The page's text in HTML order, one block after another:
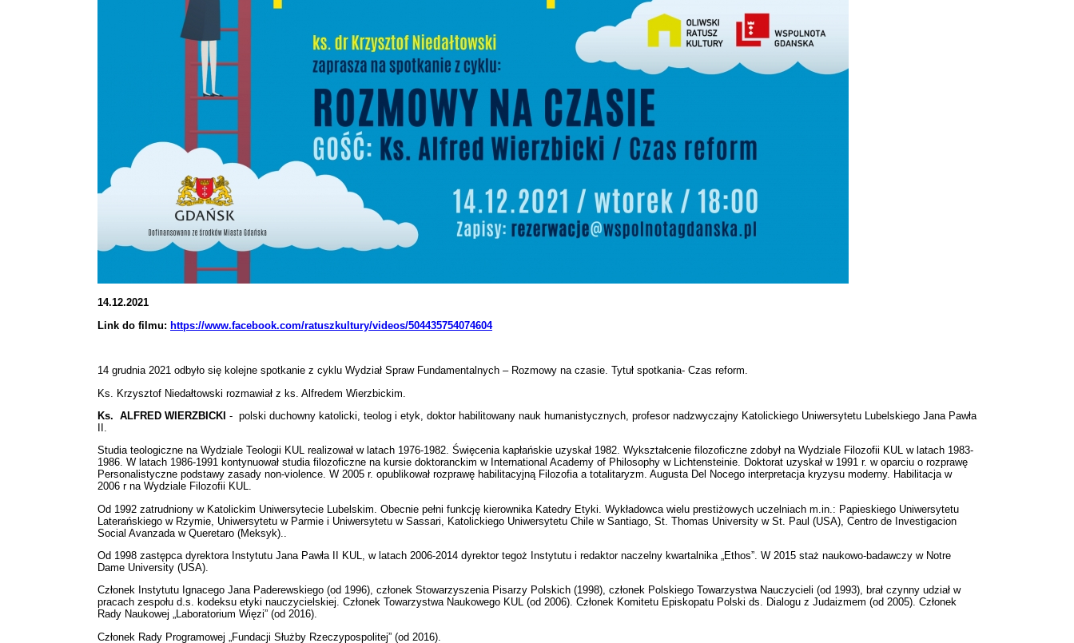
14.12.2021
Link do filmu: https://www.facebook.com/ratuszkultury/videos/504435754074604
14 grudnia 2021 odbyło się kolejne spotkanie z cyklu Wydział Spraw Fundamentalnych – Rozmowy na czasie. Tytuł spotkania- Czas reform.
Ks. Krzysztof Niedałtowski rozmawiał z ks. Alfredem Wierzbickim.
Ks. ALFRED WIERZBICKI - polski duchowny katolicki, teolog i etyk, doktor habilitowany nauk humanistycznych, profesor nadzwyczajny Katolickiego Uniwersytetu Lubelskiego Jana Pawła
Studia teologiczne na Wydziale Teologii KUL realizował w latach 1976-1982. Święcenia kapłańskie uzyskał 1982. Wykształcenie filozoficzne zdobył na Wydziale Filozofii KUL w latach 1983-
1986. W latach 1986-1991 kontynuował studia filozoficzne na kursie doktoranckim w International Academy of Philosophy w Lichtensteinie. Doktorat uzyskał w 1991 r. w oparciu o rozprawę
Personalistyczne podstawy zasady non-violence. W 2005 r. opublikował rozprawę habilitacyjną Filozofia a totalitaryzm. Augusta Del Nocego interpretacja kryzysu moderny. Habilitacja w
2006 r na Wydziale Filozofii KUL.
Od 1992 zatrudniony w Katolickim Uniwersytecie Lubelskim. Obecnie pełni funkcję kierownika Katedry Etyki. Wykładowca wielu prestiżowych uczelniach m.in.: Papieskiego Uniwersytetu
Laterańskiego w Rzymie, Uniwersytetu w Parmie i Uniwersytetu w Sassari, Katolickiego Uniwersytetu Chile w Santiago, St. Thomas University w St. Paul (USA), Centro de Investigacion
Social Avanzada w Queretaro (Meksyk)..
Od 1998 zastępca dyrektora Instytutu Jana Pawła II KUL, w latach 2006-2014 dyrektor tegoż Instytutu i redaktor naczelny kwartalnika „Ethos”. W 2015 staż naukowo-badawczy w Notre
Dame University (USA).
Członek Instytutu Ignacego Jana Paderewskiego (od 1996), członek Stowarzyszenia Pisarzy Polskich (1998), członek Polskiego Towarzystwa Nauczycieli (od 1993), brał czynny udział w
pracach zespołu d.s. kodeksu etyki nauczycielskiej. Członek Towarzystwa Naukowego KUL (od 2006). Członek Komitetu Episkopatu Polski ds. Dialogu z Judaizmem (od 2005). Członek
Rady Naukowej „Laboratorium Więzi” (od 2016).
Członek Rady Programowej „Fundacji Służby Rzeczypospolitej” (od 2016).